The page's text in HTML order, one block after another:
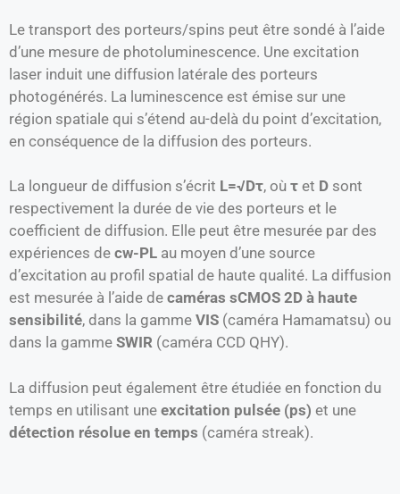
Le transport des porteurs/spins peut être sondé à l’aide
d’une mesure de photoluminescence. Une excitation
laser induit une diffusion latérale des porteurs
photogénérés. La luminescence est émise sur une
région spatiale qui s’étend au-delà du point d’excitation,
en conséquence de la diffusion des porteurs.
La longueur de diffusion s’écrit L=√Dτ, où τ et D sont
respectivement la durée de vie des porteurs et le
coefficient de diffusion. Elle peut être mesurée par des
expériences de cw-PL au moyen d’une source
d’excitation au profil spatial de haute qualité. La diffusion
est mesurée à l’aide de caméras sCMOS 2D à haute
sensibilité, dans la gamme VIS (caméra Hamamatsu) ou
dans la gamme SWIR (caméra CCD QHY).
La diffusion peut également être étudiée en fonction du
temps en utilisant une excitation pulsée (ps) et une
détection résolue en temps (caméra streak).